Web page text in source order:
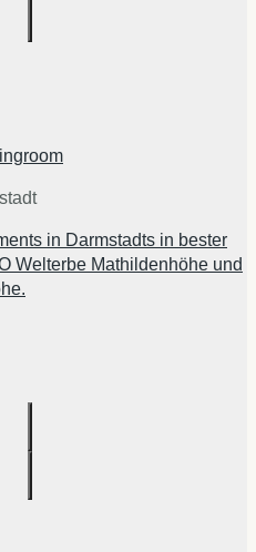
in Darmstadts in bester
Welterbe Mathildenhöhe und